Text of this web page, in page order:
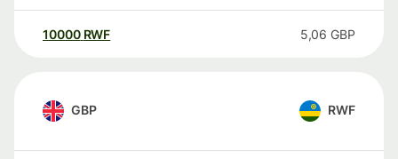
10000 RWF 5,06 GBP
GBP RWF